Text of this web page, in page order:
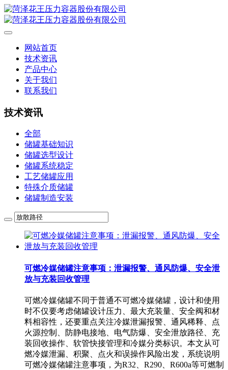
网站首页
技术资讯
产品中心
关于我们
联系我们
技术资讯
全部
储罐基础知识
储罐选型设计
储罐系统稳定
工艺储罐应用
特殊介质储罐
储罐制造安装
可燃冷媒储罐注意事项：泄漏报警、通风防爆、安全泄
放与充装回收管理
可燃冷媒储罐不同于普通不可燃冷媒储罐，设计和使用
时不仅要考虑储罐设计压力、最大充装量、安全阀和材
料相容性，还要重点关注冷媒泄漏报警、通风稀释、点
火源控制、防静电接地、电气防爆、安全泄放路径、充
装回收操作、软管快接管理和冷媒分类标识。本文从可
燃冷媒泄漏、积聚、点火和误操作风险出发，系统说明
可燃冷媒储罐注意事项，为R32、R290、R600a等可燃制